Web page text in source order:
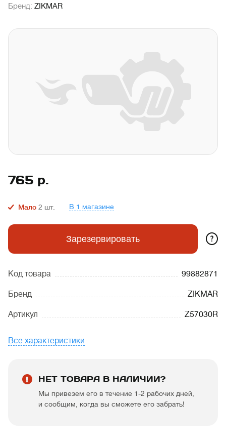
Бренд: ZIKMAR
765 р.
Мало 2 шт. В 1 магазине
Зарезервировать ?
Код товара 99882871
Бренд ZIKMAR
Артикул Z57030R
Все характеристики
НЕТ ТОВАРА В НАЛИЧИИ?
Мы привезем его в течение 1-2 рабочих дней,
и сообщим, когда вы сможете его забрать!